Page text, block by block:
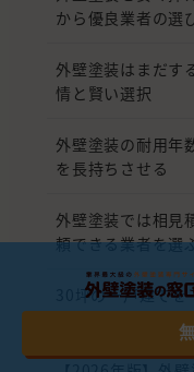
から優良業者の選
外壁塗装はまだす
情と賢い選択
外壁塗装の耐用年
を長持ちさせる
外壁塗装では相見
頼できる業者を選
30坪の一戸建て
る？相場から計算